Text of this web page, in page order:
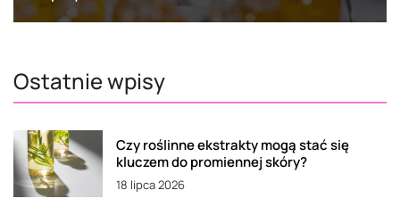
Ostatnie wpisy
Czy roślinne ekstrakty mogą stać się
kluczem do promiennej skóry?
18 lipca 2026